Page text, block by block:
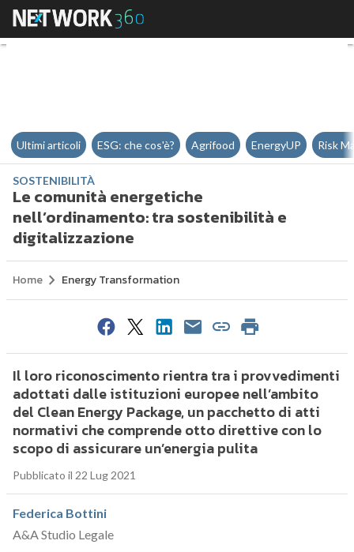
Le comunità energetiche
Ultimi articoli ESG: che cos'è? Agrifood EnergyUP Risk
SOSTENIBILITÀ
Le comunità energetiche
nell’ordinamento: tra sostenibilità e
digitalizzazione
Home Energy Transformation
Il loro riconoscimento rientra tra i provvedimenti
adottati dalle istituzioni europee nell’ambito
del Clean Energy Package, un pacchetto di atti
normativi che comprende otto direttive con lo
scopo di assicurare un’energia pulita
Pubblicato il 22 Lug 2021
Federica Bottini
A&A Studio Legale